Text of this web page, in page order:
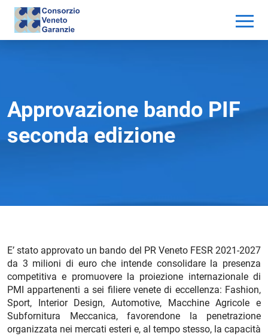
Approvazione bando PIF
seconda edizione
E’ stato approvato un bando del PR Veneto FESR 2021-2027
da 3 milioni di euro che intende consolidare la presenza
competitiva e promuovere la proiezione internazionale di
PMI appartenenti a sei filiere venete di eccellenza: Fashion,
Sport, Interior Design, Automotive, Macchine Agricole e
Subfornitura Meccanica, favorendone la penetrazione
organizzata nei mercati esteri e, al tempo stesso, la capacità